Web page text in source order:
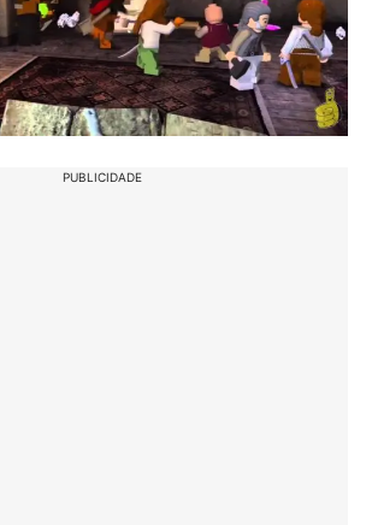
PUBLICIDADE